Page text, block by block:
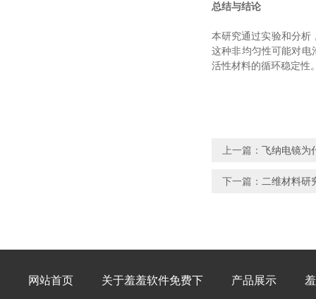
总结与结论
本研究通过实验和分析
这种非均匀性可能对电
活性材料的循环稳定性
上一篇： 飞纳电镜为什
下一篇： 二维材料研
网站首页 关于羞羞软件免费下 产品展示